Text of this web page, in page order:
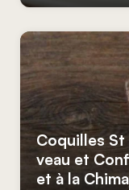
Coquilles
veau et
et à la